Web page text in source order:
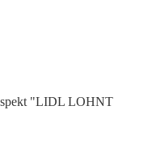
"LIDL LOHNT